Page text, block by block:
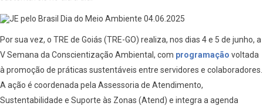
Por sua vez, o TRE de Goiás (TRE-GO) realiza, nos dias 4 e 5 de junho, a
V Semana da Conscientização Ambiental, com programação voltada
à promoção de práticas sustentáveis entre servidores e colaboradores.
A ação é coordenada pela Assessoria de Atendimento,
Sustentabilidade e Suporte às Zonas (Atend) e integra a agenda